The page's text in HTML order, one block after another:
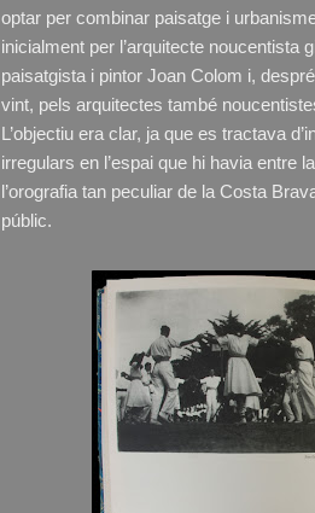
optar per combinar paisatge i
inicialment per l’arquitecte noucentista
paisatgista i pintor Joan Colom i,
vint, pels arquitectes també
L’objectiu era clar, ja que es tractava
irregulars en l’espai que hi havia entre
l’orografia tan peculiar de la Costa
públic.